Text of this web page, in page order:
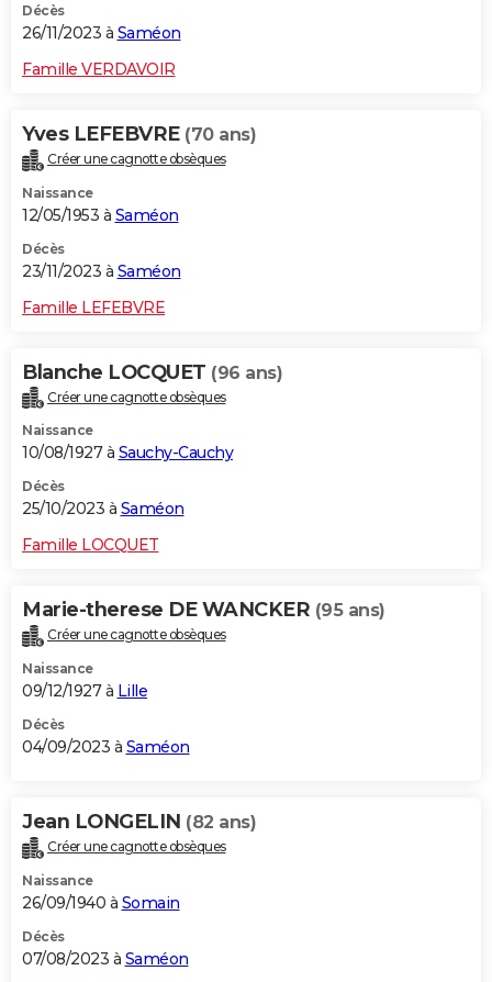
Décès
26/11/2023 à Saméon
Famille VERDAVOIR
Yves LEFEBVRE (70 ans)
Créer une cagnotte obsèques
Naissance
12/05/1953 à Saméon
Décès
23/11/2023 à Saméon
Famille LEFEBVRE
Blanche LOCQUET (96 ans)
Créer une cagnotte obsèques
Naissance
10/08/1927 à Sauchy-Cauchy
Décès
25/10/2023 à Saméon
Famille LOCQUET
Marie-therese DE WANCKER (95 ans)
Créer une cagnotte obsèques
Naissance
09/12/1927 à Lille
Décès
04/09/2023 à Saméon
Jean LONGELIN (82 ans)
Créer une cagnotte obsèques
Naissance
26/09/1940 à Somain
Décès
07/08/2023 à Saméon